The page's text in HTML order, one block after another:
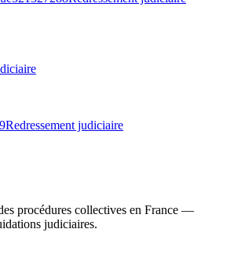
Redressement judiciaire
procédures collectives en France —
judiciaires.